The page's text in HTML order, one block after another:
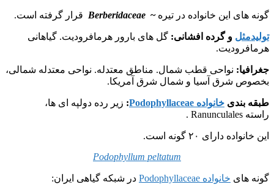
گونه های این خانواده در تیره~
Berberidaceae قرار گرفته است.
تولیدمثل و گرده افشانی: گل های بارور هرمافرودیت. گیاهانی
هرمافرودیت.
جغرافیا: نواحی قطب شمال. مناطق معتدله. نواحی معتدله شمالی،
بخصوص شرق آسیا و شمال شرق آمریکا.
طبقه بندی خانواده Podophyllaceae : زیر رده دولپه ای ها،
راسته Ranunculales .
این خانواده دارای ۲۰ گونه است.
Podophyllum peltatum
گونه های خانواده Podophyllaceae در شبکه گیاهی ایران: